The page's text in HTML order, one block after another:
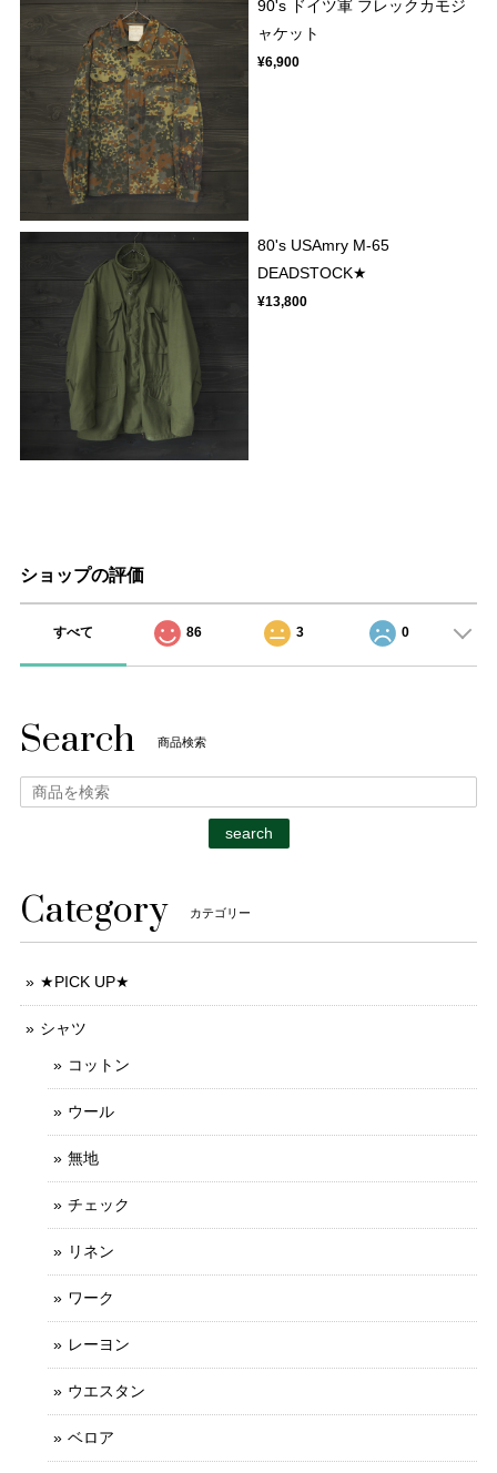
90's ドイツ軍 フレックカモジ
ャケット
¥6,900
80's USAmry M-65
DEADSTOCK★
¥13,800
ショップの評価
すべて 86 3 0
Search 商品検索
search
Category カテゴリー
★PICK UP★
シャツ
コットン
ウール
無地
チェック
リネン
ワーク
レーヨン
ウエスタン
ベロア